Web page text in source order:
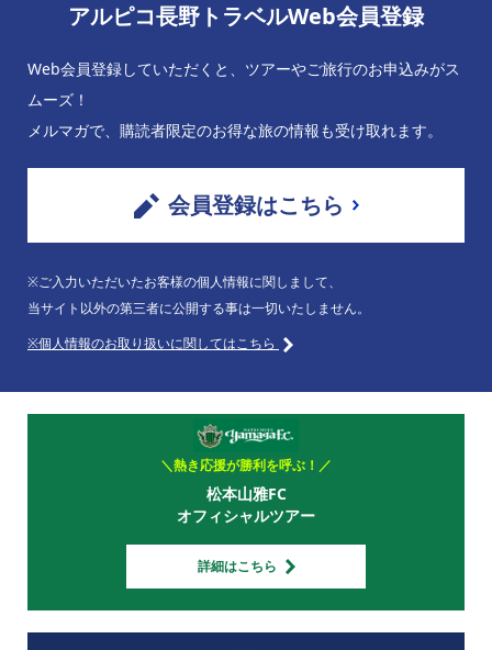
アルピコ長野トラベルWeb会員登録
Web会員登録していただくと、ツアーやご旅行のお申込みがス
ムーズ！
メルマガで、購読者限定のお得な旅の情報も受け取れます。
会員登録はこちら
※ご入力いただいたお客様の個人情報に関しまして、
当サイト以外の第三者に公開する事は一切いたしません。
※個人情報のお取り扱いに関してはこちら
＼熱き応援が勝利を呼ぶ！／
松本山雅FC
オフィシャルツアー
詳細はこちら